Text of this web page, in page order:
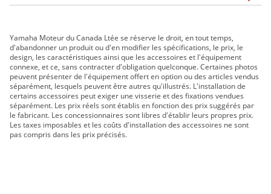
GRIZZLY DAE SE 2019
210 FSH SPORT 2019
EXR 2019
EX DELUXE 2019
EX 2019
FX HO 2019
FX CRUISER HO 2019
FX SVHO 2019
Yamaha Moteur du Canada Ltée se réserve le droit, en tout temps,
d'abandonner un produit ou d'en modifier les spécifications, le prix, le
design, les caractéristiques ainsi que les accessoires et l'équipement
connexe, et ce, sans contracter d'obligation quelconque. Certaines photos
peuvent présenter de l'équipement offert en option ou des articles vendus
séparément, lesquels peuvent être autres qu'illustrés. L'installation de
certains accessoires peut exiger une visserie et des fixations vendues
séparément. Les prix réels sont établis en fonction des prix suggérés par
le fabricant. Les concessionnaires sont libres d'établir leurs propres prix.
Les taxes imposables et les coûts d'installation des accessoires ne sont
pas compris dans les prix précisés.